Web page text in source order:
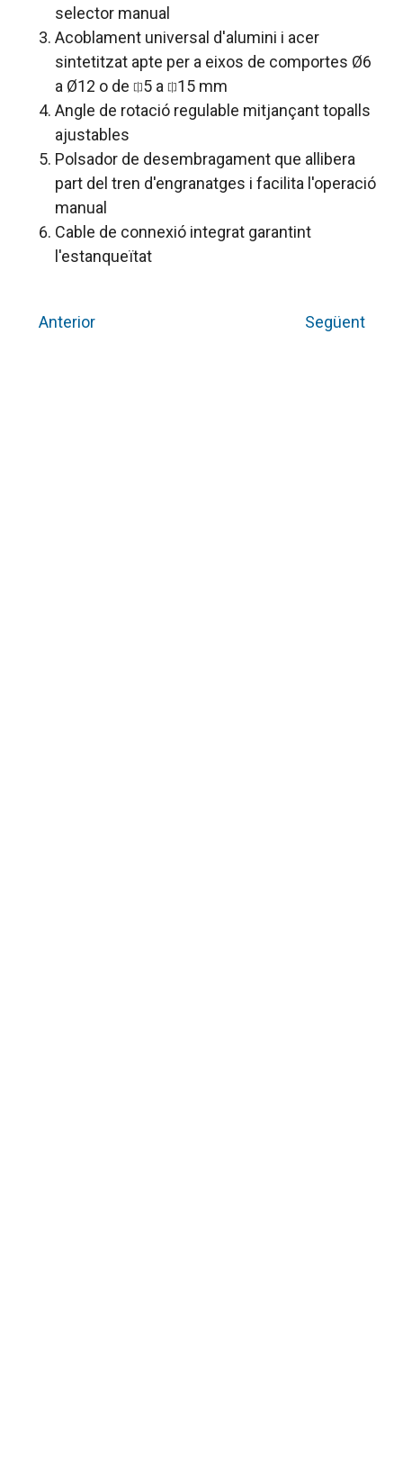
selector manual
Acoblament universal d'alumini i acer
sintetitzat apte per a eixos de comportes Ø6
a Ø12 o de ⎅5 a ⎅15 mm
Angle de rotació regulable mitjançant topalls
ajustables
Polsador de desembragament que allibera
part del tren d'engranatges i facilita l'operació
manual
Cable de connexió integrat garantint
l'estanqueïtat
Anterior Següent